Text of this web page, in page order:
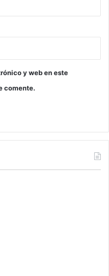
y web en este
comente.